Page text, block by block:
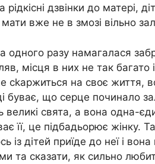
дзвінки до матері,
вже не в змозі вільно
разу намагалася
місця в них не так багато
сkаржиться на своє життя,
буває, що серце починало
великі свята, а вона одна-
її, це підбадьорює
із дітей приїде до неї і
та сказати, як сильно